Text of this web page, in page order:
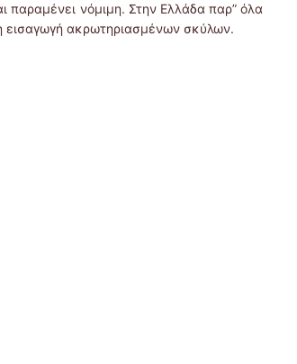
παραμένει νόμιμη. Στην Ελλάδα παρ” όλα
εισαγωγή ακρωτηριασμένων σκύλων.